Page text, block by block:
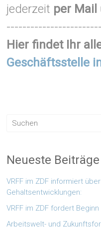
jederzeit per Mail
Hier findet Ihr
Geschäftsstelle
Neueste Beiträge
VRFF im ZDF informiert
Gehaltsentwicklungen:
VRFF im ZDF fordert
Arbeitswelt- und